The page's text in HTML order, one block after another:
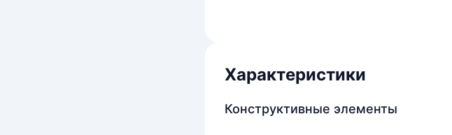
Характеристики
Конструктивные элементы